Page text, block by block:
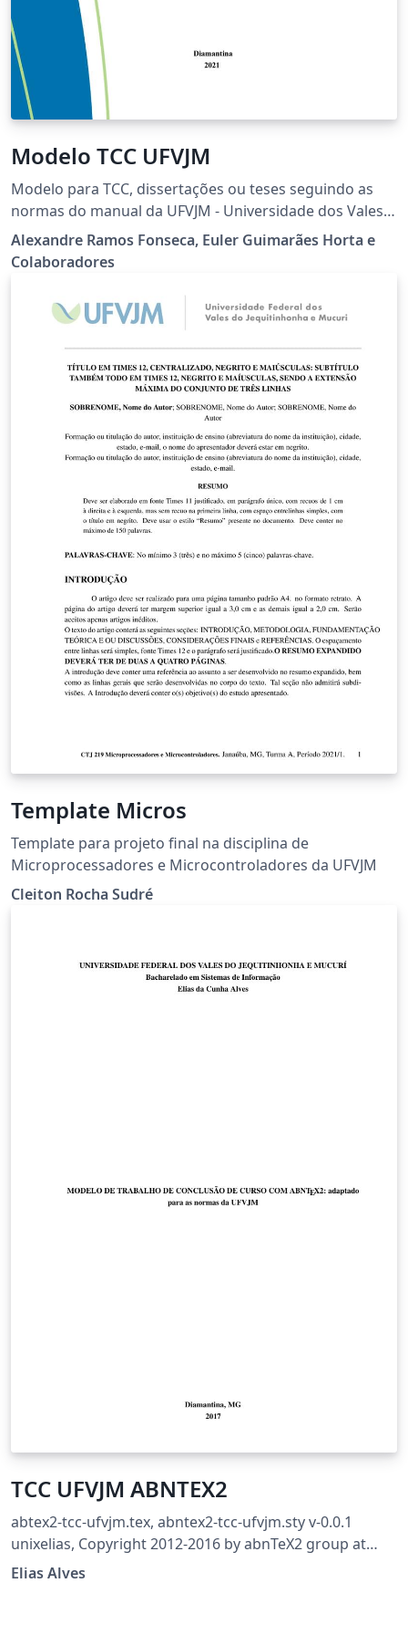
Modelo TCC UFVJM
Modelo para TCC, dissertações ou teses seguindo as
normas do manual da UFVJM - Universidade dos Vales
do Jequitinhonha e Mucuri
Alexandre Ramos Fonseca, Euler Guimarães Horta e
Colaboradores
Template Micros
Template para projeto final na disciplina de
Microprocessadores e Microcontroladores da UFVJM
Cleiton Rocha Sudré
TCC UFVJM ABNTEX2
abtex2-tcc-ufvjm.tex, abntex2-tcc-ufvjm.sty v-0.0.1
unixelias, Copyright 2012-2016 by abnTeX2 group at
http://www.abntex.net.br/ Revisão para adequação ao
Elias Alves